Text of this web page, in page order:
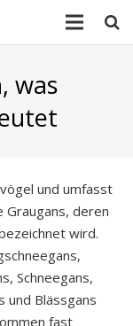
was
und umfasst
Graugans, deren
wird.
Schneegans,
und Blässgans
fast